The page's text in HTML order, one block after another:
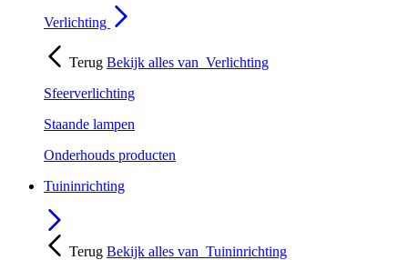
Verlichting
Terug Bekijk alles van Verlichting
Sfeerverlichting
Staande lampen
Onderhouds producten
Tuininrichting
Terug Bekijk alles van Tuininrichting